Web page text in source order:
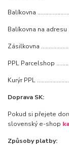
Balíkovna
Balíkovna na adresu
Zásilkovna
PPL Parcelshop
Kurýr PPL
Doprava SK:
Pokud si přejete
slovenský e-shop
Způsoby platby: